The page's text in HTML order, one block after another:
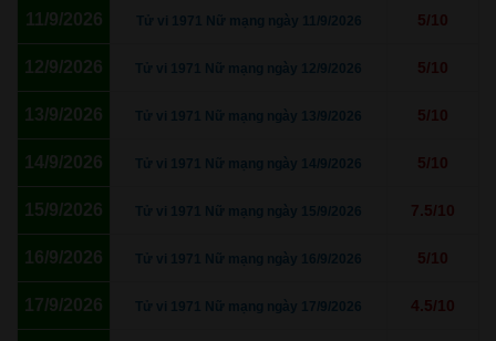
11/9/2026 Tử vi 1971 Nữ mạng ngày 11/9/2026 5/10
12/9/2026 Tử vi 1971 Nữ mạng ngày 12/9/2026 5/10
13/9/2026 Tử vi 1971 Nữ mạng ngày 13/9/2026 5/10
14/9/2026 Tử vi 1971 Nữ mạng ngày 14/9/2026 5/10
15/9/2026 Tử vi 1971 Nữ mạng ngày 15/9/2026 7.5/10
16/9/2026 Tử vi 1971 Nữ mạng ngày 16/9/2026 5/10
17/9/2026 Tử vi 1971 Nữ mạng ngày 17/9/2026 4.5/10